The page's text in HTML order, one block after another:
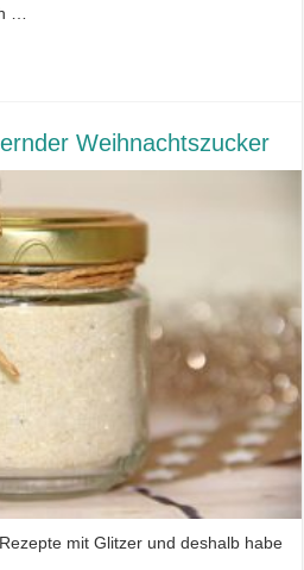
…
Weihnachtszucker
mit Glitzer und deshalb habe